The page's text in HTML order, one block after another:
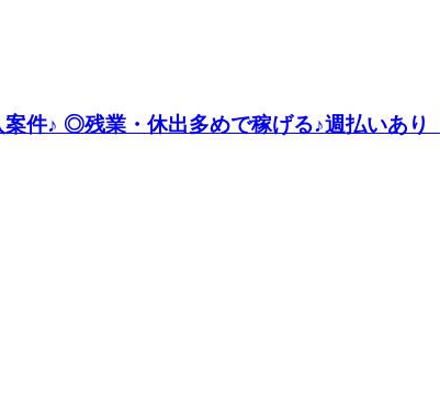
件♪ ◎残業・休出多めで稼げる♪週払いあり